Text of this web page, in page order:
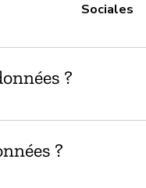
Sociales
?
?